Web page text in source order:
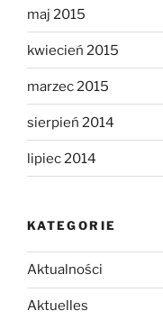
maj 2015
kwiecień 2015
marzec 2015
sierpień 2014
lipiec 2014
KATEGORIE
Aktualności
Aktuelles